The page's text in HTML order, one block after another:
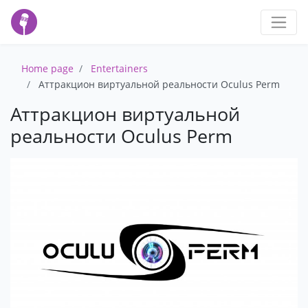
Home page
Entertainers
Аттракцион виртуальной реальности Oculus Perm
Аттракцион виртуальной
реальности Oculus Perm